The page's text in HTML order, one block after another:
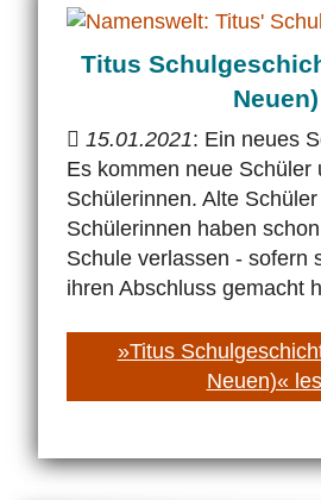
Titus
Neuen)
15.01.2021: Ein neues
Es kommen neue Schüler
Schülerinnen. Alte Schüler
Schülerinnen haben
Schule verlassen - sofern
ihren Abschluss gemacht
»Titus
Neuen)«